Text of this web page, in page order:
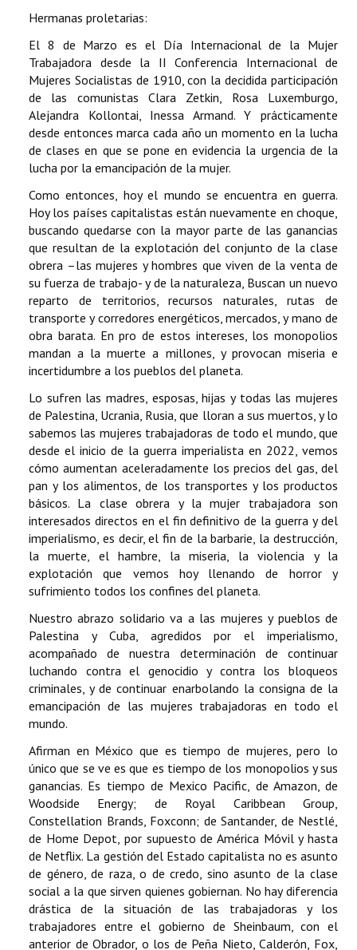
Hermanas proletarias:
El 8 de Marzo es el Día Internacional de la Mujer
Trabajadora desde la II Conferencia Internacional de
Mujeres Socialistas de 1910, con la decidida participación
de las comunistas Clara Zetkin, Rosa Luxemburgo,
Alejandra Kollontai, Inessa Armand. Y prácticamente
desde entonces marca cada año un momento en la lucha
de clases en que se pone en evidencia la urgencia de la
lucha por la emancipación de la mujer.
Como entonces, hoy el mundo se encuentra en guerra.
Hoy los países capitalistas están nuevamente en choque,
buscando quedarse con la mayor parte de las ganancias
que resultan de la explotación del conjunto de la clase
obrera –las mujeres y hombres que viven de la venta de
su fuerza de trabajo- y de la naturaleza, Buscan un nuevo
reparto de territorios, recursos naturales, rutas de
transporte y corredores energéticos, mercados, y mano de
obra barata. En pro de estos intereses, los monopolios
mandan a la muerte a millones, y provocan miseria e
incertidumbre a los pueblos del planeta.
Lo sufren las madres, esposas, hijas y todas las mujeres
de Palestina, Ucrania, Rusia, que lloran a sus muertos, y lo
sabemos las mujeres trabajadoras de todo el mundo, que
desde el inicio de la guerra imperialista en 2022, vemos
cómo aumentan aceleradamente los precios del gas, del
pan y los alimentos, de los transportes y los productos
básicos. La clase obrera y la mujer trabajadora son
interesados directos en el fin definitivo de la guerra y del
imperialismo, es decir, el fin de la barbarie, la destrucción,
la muerte, el hambre, la miseria, la violencia y la
explotación que vemos hoy llenando de horror y
sufrimiento todos los confines del planeta.
Nuestro abrazo solidario va a las mujeres y pueblos de
Palestina y Cuba, agredidos por el imperialismo,
acompañado de nuestra determinación de continuar
luchando contra el genocidio y contra los bloqueos
criminales, y de continuar enarbolando la consigna de la
emancipación de las mujeres trabajadoras en todo el
mundo.
Afirman en México que es tiempo de mujeres, pero lo
único que se ve es que es tiempo de los monopolios y sus
ganancias. Es tiempo de Mexico Pacific, de Amazon, de
Woodside Energy; de Royal Caribbean Group,
Constellation Brands, Foxconn; de Santander, de Nestlé,
de Home Depot, por supuesto de América Móvil y hasta
de Netflix. La gestión del Estado capitalista no es asunto
de género, de raza, o de credo, sino asunto de la clase
social a la que sirven quienes gobiernan. No hay diferencia
drástica de la situación de las trabajadoras y los
trabajadores entre el gobierno de Sheinbaum, con el
anterior de Obrador, o los de Peña Nieto, Calderón, Fox,